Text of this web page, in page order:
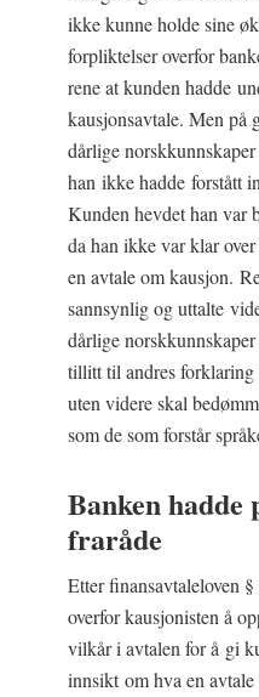
ikke kunne holde sine
forpliktelser overfor
rene at kunden hadde
kausjonsavtale. Men på
dårlige
han ikke hadde forstått
Kunden hevdet han var
da han ikke var klar over
en avtale om kausjon.
sannsynlig og uttalte
dårlige norskkunnskaper
tillitt til andres forklaring
uten videre skal
som de som forstår
Banken
fraråde
Etter finansavtaleloven §
overfor kausjonisten å
vilkår i avtalen for å gi
innsikt om hva en avtale